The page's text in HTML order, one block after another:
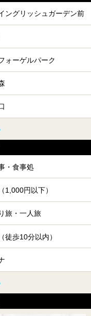
ングリッシュガーデン前
ォーゲルパーク
・食事処
1,000円以下）
旅・一人旅
徒歩10分以内）